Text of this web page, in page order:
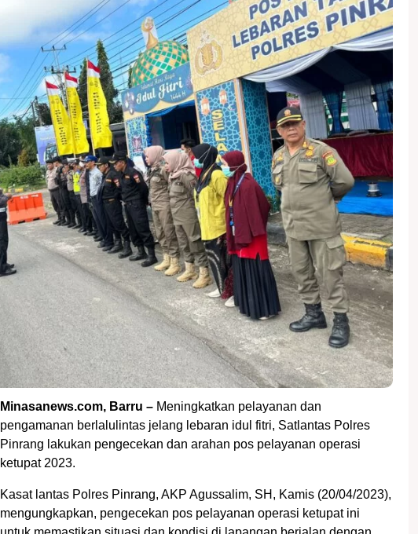
Minasanews.com, Barru – Meningkatkan pelayanan dan
pengamanan berlalulintas jelang lebaran idul fitri, Satlantas Polres
Pinrang lakukan pengecekan dan arahan pos pelayanan operasi
ketupat 2023.
Kasat lantas Polres Pinrang, AKP Agussalim, SH, Kamis (20/04/2023),
mengungkapkan, pengecekan pos pelayanan operasi ketupat ini